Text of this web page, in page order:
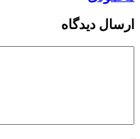
ارسال دیدگاه